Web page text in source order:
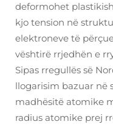
deformohet
kjo tension në
elektroneve të
vështirë rrjedhën e
Sipas rregullës së
llogarisim bazuar në
madhësitë atomike
radius atomike prej